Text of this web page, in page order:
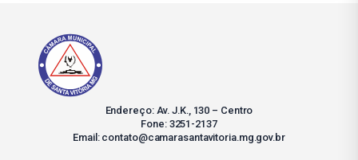
Endereço: Av. J.K., 130 – Centro
Fone: 3251-2137
Email: contato@camarasantavitoria.mg.gov.br